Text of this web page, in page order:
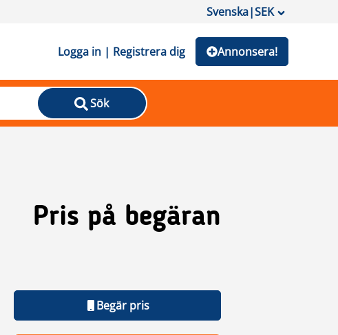
Svenska|SEK
Logga in | Registrera dig Annonsera!
Sök
Pris på begäran
Begär pris